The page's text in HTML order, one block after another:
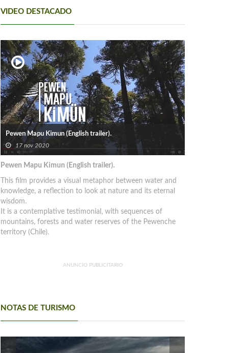
VIDEO DESTACADO
Pewen Mapu Kimun (English trailer).
17 nov 2020
Pewen Mapu Kimun (English trailer).
This film provides a visual metaphor between water and
knowledge, a reflection to look at nature and its eternal
wisdom.
It is a contemplative testimonial, with sequences of
mountains, forests and water reserves of the Pewenche
territory (Chile).
ANUNCIO PUBLICITARIO
NOTAS DE TURISMO